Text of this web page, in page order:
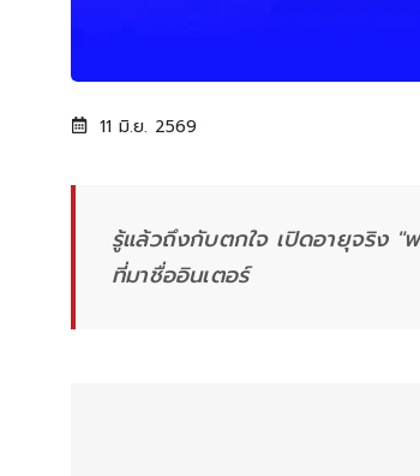
11 มิ.ย. 2569
รู้แล้วถึงกับตกใจ เปิดอายุจริง "
ที่มาชื่ออินเตอร์